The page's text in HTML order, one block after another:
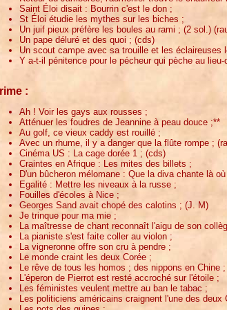
Saint Éloi disait : Bourrin c'est le don ;
St Éloi étudie les mythes sur les biches ;
Un juif pieux préfère les boules au rami ; (2 sol.)
Un pape déluré et des quoi ; (cds)
Un scout campe avec sa trouille et les éclaireuses
Y a-t-il pénitence pour le pécheur qui pèche au lieu-
:
Ah ! Voir les gays aux rousses ;
Atténuer les foudres de Jeannine à peau douce ;**
Au golf, ce vieux caddy est rouillé ;
Avec un rhume, il y a danger que la flûte rompe ;
Cinéma US : La cage dorée 1 ; (cds)
Craintes en Afrique : Les mites des billets ;
D'un bûcheron mélomane : Que la diva chante là
Egalité : Mettre les niveaux à la russe ;
Fouilles d'écoles à Nice ;
Georges Sand avait chopé des calotins ; (J. M)
Je trinque pour ma mie ;
La maîtresse de chant reconnaît l'aigu de son
La pianiste s'est faite coller au violon ;
La vigneronne offre son cru à pendre ;
Le monde craint les deux Corée ;
Le rêve de tous les homos ; des nippons en Chine ;
L'éperon de Pierrot est resté accroché sur l'étoile ;
Les féministes veulent mettre au ban le tabac ;
Les politiciens américains craignent l'une des deux